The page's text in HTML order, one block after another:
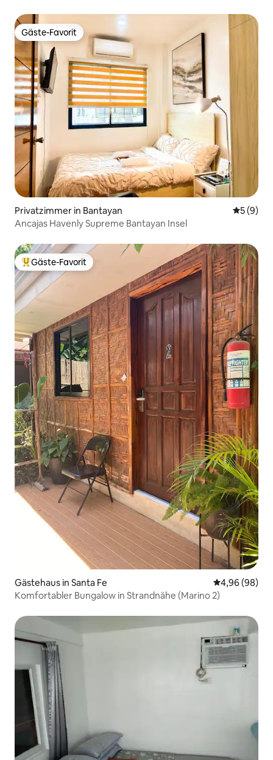
Gäste-Favorit
Gäste-Favorit
Privatzimmer in Bantayan
5 (9)
Ancajas Havenly Supreme Bantayan Insel
Beliebter Gäste-Favorit.
Gäste-Favorit
Gästehaus in Santa Fe
4,96 (98)
Komfortabler Bungalow in Strandnähe (Marino 2)